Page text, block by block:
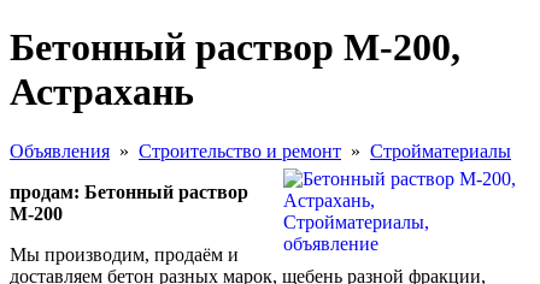
Бетонный раствор М-200,
Астрахань
Объявления » Строительство и ремонт » Стройматериалы
продам: Бетонный раствор
М-200
Мы производим, продаём и
доставляем бетон разных марок, щебень разной фракции,